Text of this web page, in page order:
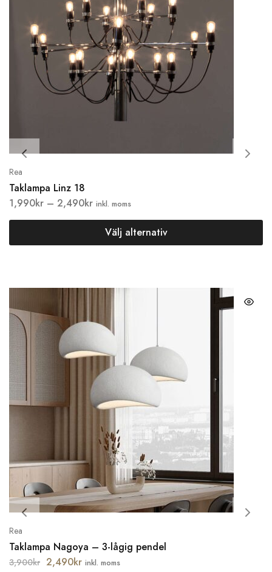
Rea
Taklampa Linz 18
1,990kr – 2,490kr inkl. moms
Välj alternativ
Rea
Taklampa Nagoya – 3-lågig pendel
3,900kr 2,490kr inkl. moms